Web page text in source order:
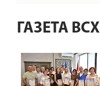
ГАЗЕТА